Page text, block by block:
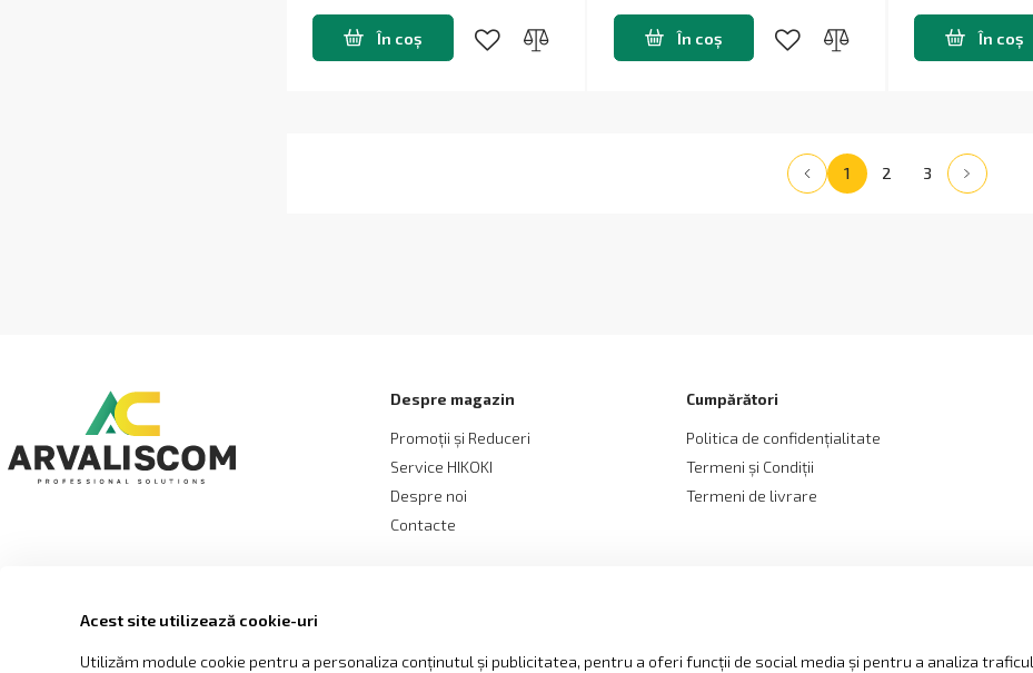
În coș În coș În coș
1 2 3
Despre magazin
Promoții și Reduceri
Service HIKOKI
Despre noi
Contacte
Cumpărători
Politica de confidențialitate
Termeni și Сondiții
Termeni de livrare
Acest site utilizează cookie-uri
Utilizăm module cookie pentru a personaliza conținutul și publicitatea, pentru a oferi funcții de social media și pentru a analiza traficul